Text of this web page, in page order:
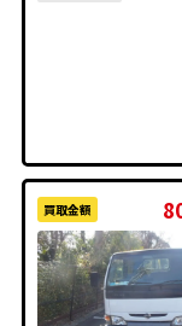
買取金額